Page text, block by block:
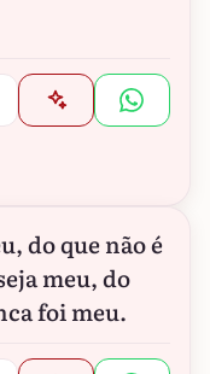
do que não é
meu, do
foi meu.